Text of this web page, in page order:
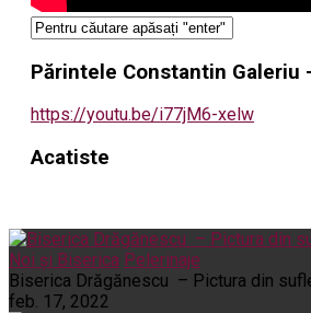
Părintele Constantin Galeriu
https://youtu.be/i77jM6-xelw
Acatiste
Noi și Biserica Pelerinaje
Biserica Drăgănescu – Pictura din
feb. 17, 2022